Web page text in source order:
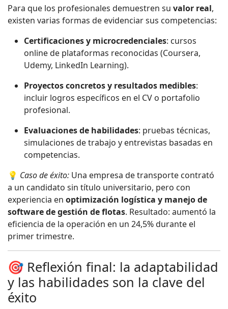
Para que los profesionales demuestren su valor real,
existen varias formas de evidenciar sus competencias:
Certificaciones y microcredenciales: cursos
online de plataformas reconocidas (Coursera,
Udemy, LinkedIn Learning).
Proyectos concretos y resultados medibles:
incluir logros específicos en el CV o portafolio
profesional.
Evaluaciones de habilidades: pruebas técnicas,
simulaciones de trabajo y entrevistas basadas en
competencias.
💡 Caso de éxito: Una empresa de transporte contrató
a un candidato sin título universitario, pero con
experiencia en optimización logística y manejo de
software de gestión de flotas. Resultado: aumentó la
eficiencia de la operación en un 24,5% durante el
primer trimestre.
🎯 Reflexión final: la adaptabilidad
y las habilidades son la clave del
éxito